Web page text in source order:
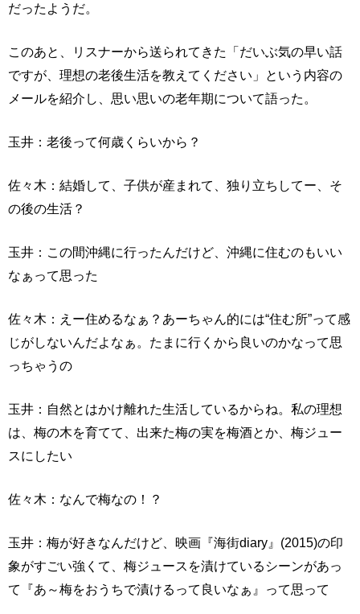
だったようだ。
このあと、リスナーから送られてきた「だいぶ気の早い話
ですが、理想の老後生活を教えてください」という内容の
メールを紹介し、思い思いの老年期について語った。
玉井：老後って何歳くらいから？
佐々木：結婚して、子供が産まれて、独り立ちしてー、そ
の後の生活？
玉井：この間沖縄に行ったんだけど、沖縄に住むのもいい
なぁって思った
佐々木：えー住めるなぁ？あーちゃん的には“住む所”って感
じがしないんだよなぁ。たまに行くから良いのかなって思
っちゃうの
玉井：自然とはかけ離れた生活しているからね。私の理想
は、梅の木を育てて、出来た梅の実を梅酒とか、梅ジュー
スにしたい
佐々木：なんで梅なの！？
玉井：梅が好きなんだけど、映画『海街diary』(2015)の印
象がすごい強くて、梅ジュースを漬けているシーンがあっ
て『あ～梅をおうちで漬けるって良いなぁ』って思って